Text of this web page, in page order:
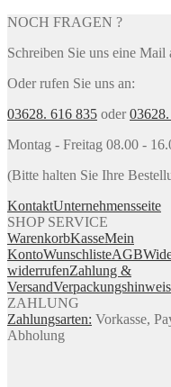
NOCH FRAGEN ?
Schreiben Sie uns eine Mail
Oder rufen Sie uns an:
03628. 616 835 oder
Montag - Freitag 08.00 -
(Bitte halten Sie Ihre
KontaktUnternehmensseite
SHOP SERVICE
WarenkorbKasseMein
KontoWunschlisteAGB
widerrufenZahlung &
Versand
ZAHLUNG
Zahlungsarten: Vorkasse,
Abholung